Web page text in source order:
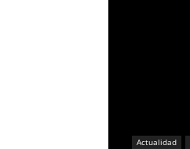
Actualidad